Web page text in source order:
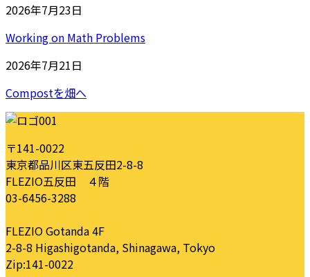
2026年7月23日
Working on Math Problems
2026年7月21日
Compostを畑へ
〒141-0022
東京都品川区東五反田2-8-8
FLEZIO五反田 ４階
03-6456-3288
FLEZIO Gotanda 4F
2-8-8 Higashigotanda, Shinagawa, Tokyo
Zip:141-0022